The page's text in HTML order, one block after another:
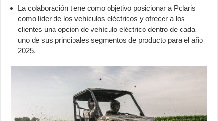
La colaboración tiene como objetivo posicionar a Polaris
como líder de los vehículos eléctricos y ofrecer a los
clientes una opción de vehículo eléctrico dentro de cada
uno de sus principales segmentos de producto para el año
2025.